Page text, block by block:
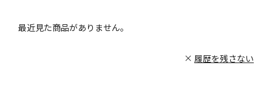
最近見た商品がありません。
履歴を残さない